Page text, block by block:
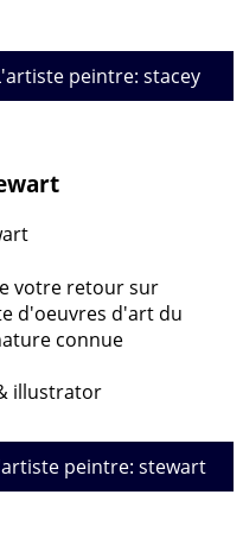
peintre: stacey
votre retour sur
d'oeuvres d'art du
connue
illustrator
peintre: stewart